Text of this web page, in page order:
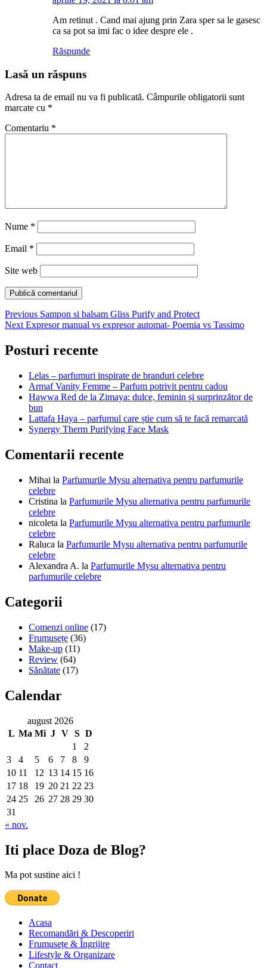
Am retinut . Cand mai ajung prin Zara sper sa le gasesc
ca sa pot sa imi fac o idee despre ele .
Răspunde
Lasă un răspuns
Adresa ta de email nu va fi publicată. Câmpurile obligatorii sunt
marcate cu *
Comentariu *
Nume *
Email *
Site web
Navigare
în
articole
Previous Previous
post:
Sampon si balsam Gliss Purify and Protect
Next Next
Expresor manual vs expresor automat- Poemia vs Tassimo
Posturi recente
Lelas – parfumuri inspirate de branduri celebre
Armaf Vanity Femme – Parfum potrivit pentru cadou
Hawwa Red de la Zimaya: dulce, feminin și surprinzător de
bun
Lattafa Haya – parfumul care știe cum să te facă remarcată
Synergy Therm Purifying Face Mask
Comentarii recente
Mihai la Parfumurile Mysu alternativa pentru parfumurile
celebre
Cristina la Parfumurile Mysu alternativa pentru parfumurile
celebre
nicoleta la Parfumurile Mysu alternativa pentru parfumurile
celebre
Raluca la Parfumurile Mysu alternativa pentru parfumurile
celebre
Alexandra A. la Parfumurile Mysu alternativa pentru
parfumurile celebre
Categorii
Comenzi online (17)
Frumusețe (36)
Make-up (11)
Review (64)
Sănătate (17)
Calendar
august 2026
L Ma Mi J V S D
1
2
3
4 5 6 7 8
9
10 11 12 13 14 15 16
17 18 19 20 21 22 23
24 25 26 27 28 29 30
31
« nov.
Iti place Doza de Blog?
Ma pot sustine aici !
Acasa
Recomandări & Descoperiri
Frumusețe & Îngrijire
Lifestyle & Organizare
Contact